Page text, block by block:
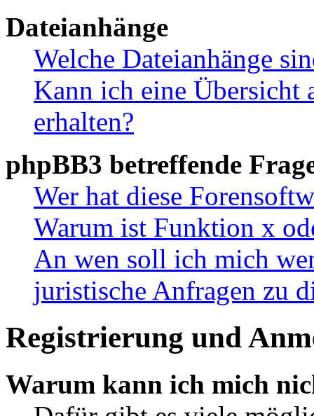
Dateianhänge
Welche Dateianhänge
Kann ich eine Übersicht
erhalten?
phpBB3 betreffende
Wer hat diese
Warum ist Funktion x
An wen soll ich mich
juristische Anfragen zu
Registrierung und
Warum kann ich mich